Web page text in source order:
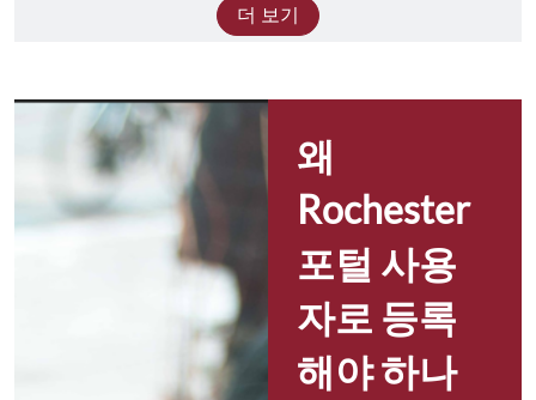
더 보기
왜
Rochester
포털 사용
자로 등록
해야 하나